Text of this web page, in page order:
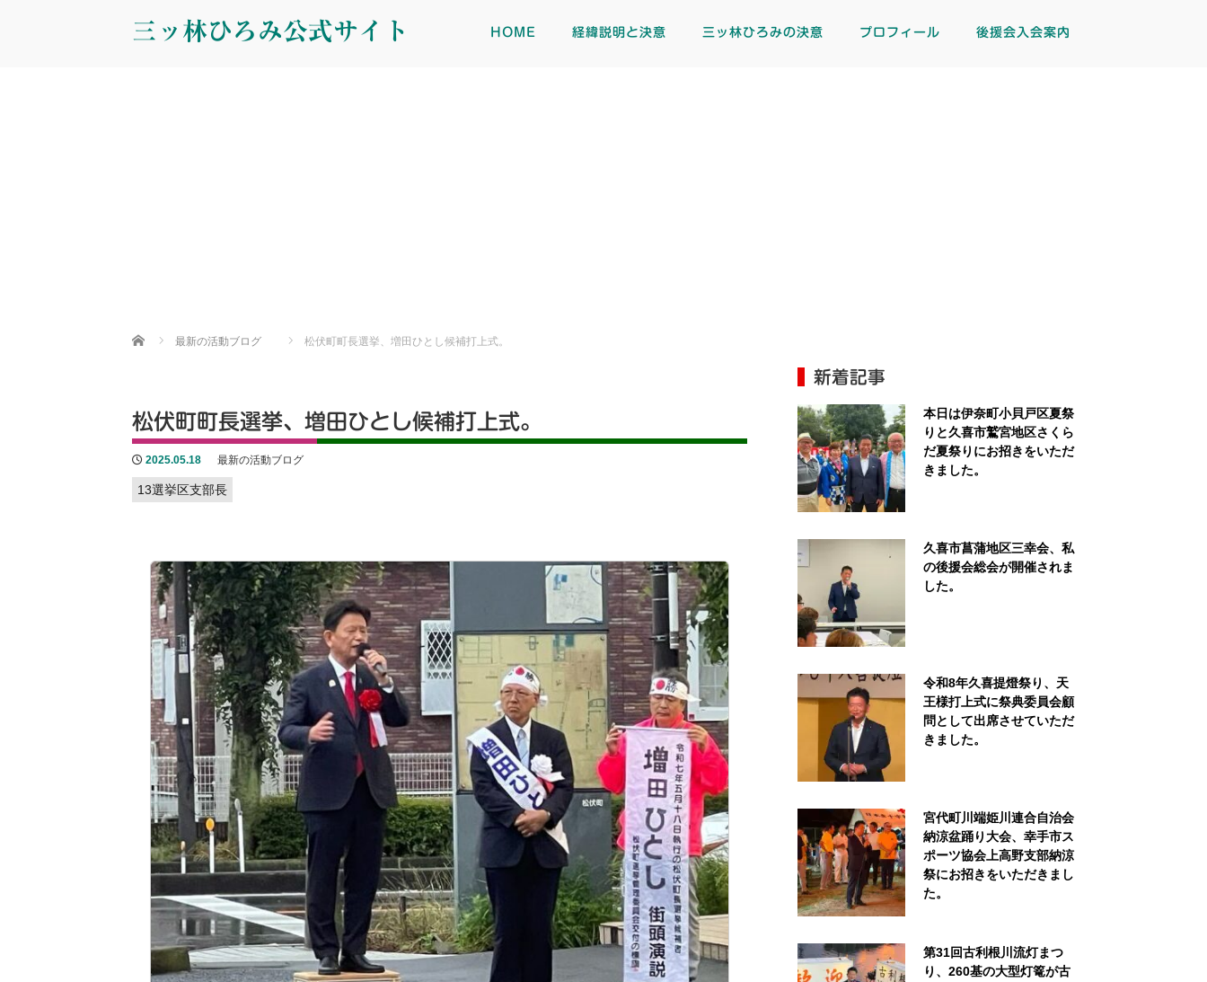
三ッ林ひろみ公式サイト HOME 経緯説明と決意 三ッ林ひろみの決意 プロフィール 後援会入会案内
Home 最新の活動ブログ 松伏町町長選挙、増田ひとし候補打上式。
松伏町町長選挙、増田ひとし候補打上式。
2025.05.18 最新の活動ブログ
13選挙区支部長
新着記事
本日は伊奈町小貝戸区夏祭
りと久喜市鷲宮地区さくら
だ夏祭りにお招きをいただ
きました。
久喜市菖蒲地区三幸会、私
の後援会総会が開催されま
した。
令和8年久喜提燈祭り、天
王様打上式に祭典委員会顧
問として出席させていただ
きました。
宮代町川端姫川連合自治会
納涼盆踊り大会、幸手市ス
ポーツ協会上高野支部納涼
祭にお招きをいただきまし
た。
第31回古利根川流灯まつ
り、260基の大型灯篭が古